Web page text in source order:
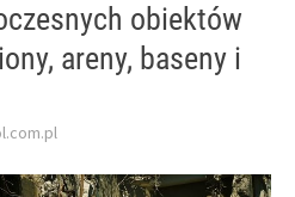
obiektów
areny, baseny i